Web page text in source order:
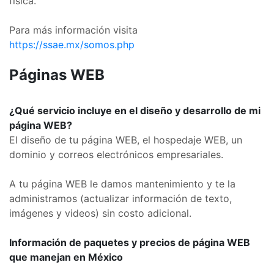
Para más información visita
https://ssae.mx/somos.php
Páginas WEB
¿Qué servicio incluye en el diseño y desarrollo de mi
página WEB?
El diseño de tu página WEB, el hospedaje WEB, un
dominio y correos electrónicos empresariales.
A tu página WEB le damos mantenimiento y te la
administramos (actualizar información de texto,
imágenes y videos) sin costo adicional.
Información de paquetes y precios de página WEB
que manejan en México